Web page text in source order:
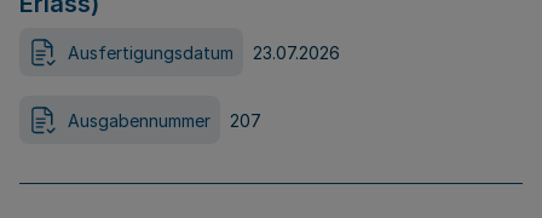
Ausfertigungsdatum 23.07.2026
Ausgabennummer 207